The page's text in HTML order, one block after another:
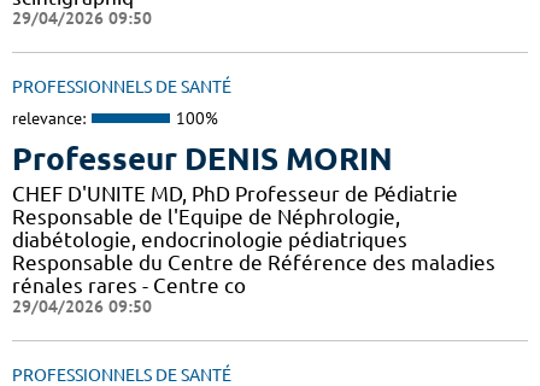
29/04/2026 09:50
PROFESSIONNELS DE SANTÉ
relevance: 100%
Professeur DENIS MORIN
CHEF D'UNITE MD, PhD Professeur de Pédiatrie
Responsable de l'Equipe de Néphrologie,
diabétologie, endocrinologie pédiatriques
Responsable du Centre de Référence des maladies
rénales rares - Centre co
29/04/2026 09:50
PROFESSIONNELS DE SANTÉ